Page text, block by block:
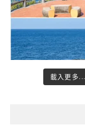
載入更多...